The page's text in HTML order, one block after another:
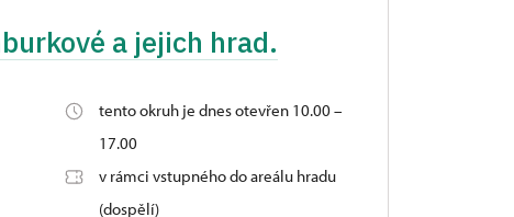
a jejich hrad.
tento okruh je dnes otevřen 10.00 –
17.00
v rámci vstupného do areálu hradu
(dospělí)